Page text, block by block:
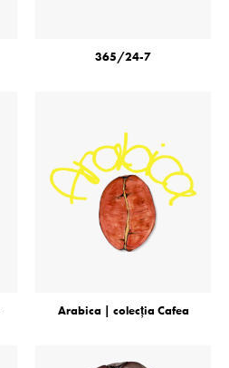
365/24-7
Arabica | colecţia Cafea